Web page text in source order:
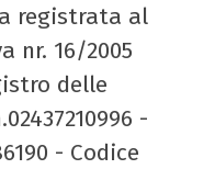
registrata al
nr. 16/2005
delle
-
- Codice